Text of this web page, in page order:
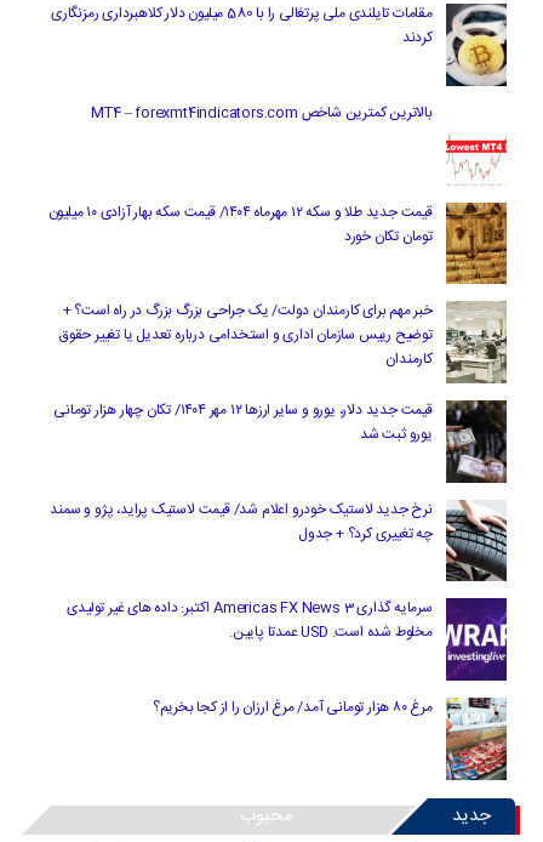
مقامات تایلندی ملی پرتغالی را با 580 میلیون دلار کلاهبرداری رمزنگاری
کردند
بالاترین کمترین شاخص MT4 – forexmt4indicators.com
قیمت جدید طلا و سکه ۱۲ مهرماه ۱۴۰۴/ قیمت سکه بهار آزادی ۱۰ میلیون
تومان تکان خورد
خبر مهم برای کارمندان دولت/ یک جراحی بزرگ بزرگ در راه است؟ +
توضیح رییس سازمان اداری و استخدامی درباره تعدیل یا تغییر حقوق
کارمندان
قیمت جدید دلار، یورو و سایر ارزها ۱۲ مهر ۱۴۰۴/ تکان چهار هزار تومانی
یورو ثبت شد
نرخ جدید لاستیک خودرو اعلام شد/ قیمت لاستیک پراید، پژو و سمند
چه تغییری کرد؟ + جدول
سرمایه گذاری Americas FX News 3 اکتبر: داده های غیر تولیدی
مخلوط شده است. USD عمدتا پایین.
مرغ ۸۰ هزار تومانی آمد/ مرغ ارزان را از کجا بخریم؟
جدید محبوب